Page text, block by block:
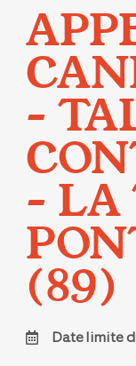
–
– LA
(89)
Date limite